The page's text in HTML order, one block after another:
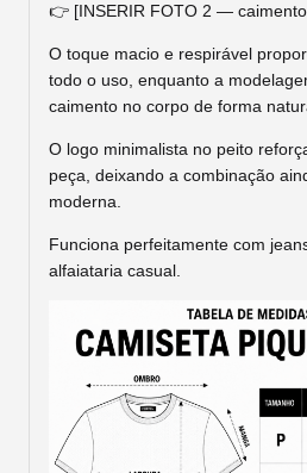
👉 [INSERIR FOTO 2 —
O toque macio e respirável
todo o uso, enquanto a
caimento no corpo de forma
O logo minimalista no peito
peça, deixando a combinação
moderna.
Funciona perfeitamente com
alfaiataria casual.